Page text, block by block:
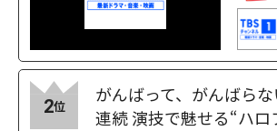
2位
がんばって、がんばら
連続 演技で魅せる“ハロ